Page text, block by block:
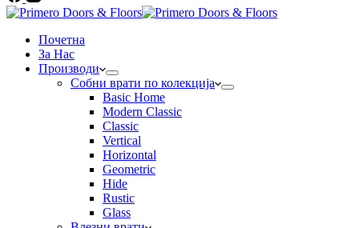
Почетна
За Нас
Производи
Собни врати по колекција
Basic Home
Modern Classic
Classic
Vertical
Horizontal
Geometric
Hide
Rustic
Glass